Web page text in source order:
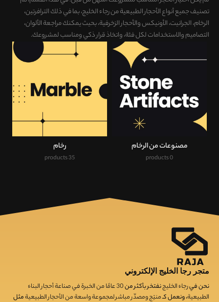
تصنيفجميع أنواع الأحجار الطبيعية من رجاء الخليج، بما في ذلك الترافرتين،
الرخام، الجرانيت، الأونيكس والأحجار الزخرفية، بحيث يمكنكمراجعة الألوان،
التصاميم والاستخدامات لكل فئة، واتخاذ قرار ذكي ومناسب لمشروعك.
مصنوعات من الرخام
0 products
رخام
35 products
متجر رجا الخليج الإلكتروني
نحن فيرجاء الخليجنفتخر بأكثر من30عامًا من الخبرة في صناعة أحجار البناء
الطبيعية، ونعمل كـمنتِج ومصدّر مباشر لمجموعة واسعة من الأحجار الطبيعيةمثل